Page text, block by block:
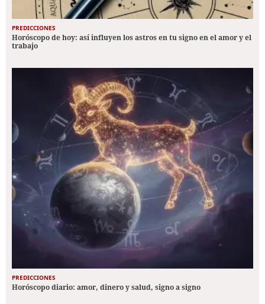
PREDICCIONES
Horóscopo de hoy: así influyen los astros en tu signo en el amor y el
trabajo
PREDICCIONES
Horóscopo diario: amor, dinero y salud, signo a signo